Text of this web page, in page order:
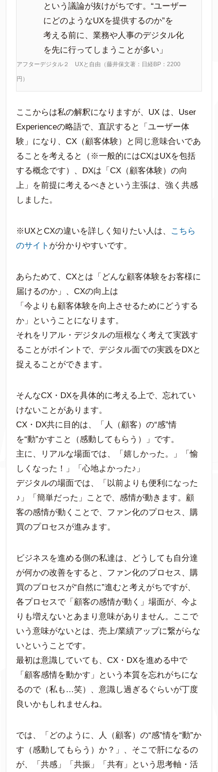
という議論が抜けがちです。“ユーザー
にどのようなUXを提供するのか”を
考える前に、業務や人事のデジタル化
を先に行ってしまうことが多い」
アフターデジタル２ UXと自由（藤井保文著：日経BP：2200
円）
ここからは私の解釈になりますが、UX は、User
Experienceの略語で、直訳すると「ユーザー体
験」になり、CX（顧客体験）と同じ意味合いであ
ることを考えると（※一般的にはCXはUXを包括
する概念です）、DXは「CX（顧客体験）の向
上」を前提に考えるべきという主張は、強く共感
しました。
※UXとCXの違いを詳しく知りたい人は、
こちら
のサイト が分かりやすいです。
あらためて、CXとは「どんな顧客体験をお客様に
届けるのか」、CXの向上は
「今よりも顧客体験を向上させるためにどうする
か」ということになります。
それをリアル・デジタルの垣根なく考えて実践す
ることがポイントで、デジタル面での実践をDXと
捉えることができます。
そんなCX・DXを具体的に考える上で、忘れてい
けないことがあります。
CX・DX共に目的は、「人（顧客）の“感”情
を“動”かすこと（感動してもらう）」です。
主に、リアルな場面では、「嬉しかった。」「愉
しくなった！」「心地よかった♪」
デジタルの場面では、「以前よりも便利になった
♪」「簡単だった」ことで、感情が動きます。顧
客の感情が動くことで、ファン化のプロセス、購
買のプロセスが進みます。
ビジネスを進める側の私達は、どうしても自分達
が何かの改善をすると、ファン化のプロセス、購
買のプロセスが“自然に”進むと考えがちですが、
各プロセスで「顧客の感情が動く」場面が、今よ
りも増えないとあまり意味がありません。ここで
いう意味がないとは、売上/業績アップに繋がらな
いということです。
最初は意識していても、CX・DXを進める中で
「顧客感情を動かす」という本質を忘れがちにな
るので（私も…笑）、意識し過ぎるぐらいが丁度
良いかもしれませんね。
では、「どのように、人（顧客）の“感”情を“動”か
す（感動してもらう）か？」、そこで肝になるの
が、「共感」「共振」「共有」という思考軸・活